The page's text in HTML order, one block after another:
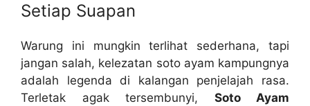
Setiap Suapan
Warung ini mungkin terlihat sederhana, tapi
jangan salah, kelezatan soto ayam kampungnya
adalah legenda di kalangan penjelajah rasa.
Terletak agak tersembunyi, Soto Ayam